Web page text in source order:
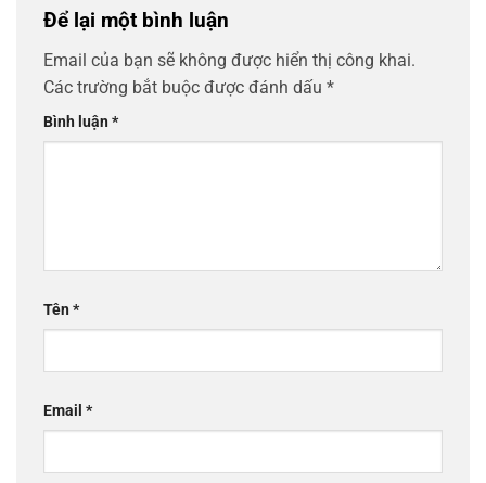
Để lại một bình luận
Email của bạn sẽ không được hiển thị công khai.
Các trường bắt buộc được đánh dấu *
Bình luận*
Tên*
Email *